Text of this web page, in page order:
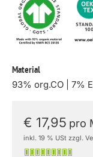
Material
93% org.CO | 7%
€ 17,95 pro
inkl. 19 % USt zzgl.